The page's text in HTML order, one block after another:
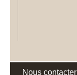
Nous contacter